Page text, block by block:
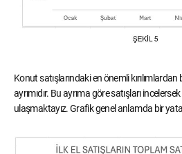
Konut satışlarındaki en önemli
ayrımıdır. Bu ayrıma göre satışları
ulaşmaktayız. Grafik genel anlamda bir